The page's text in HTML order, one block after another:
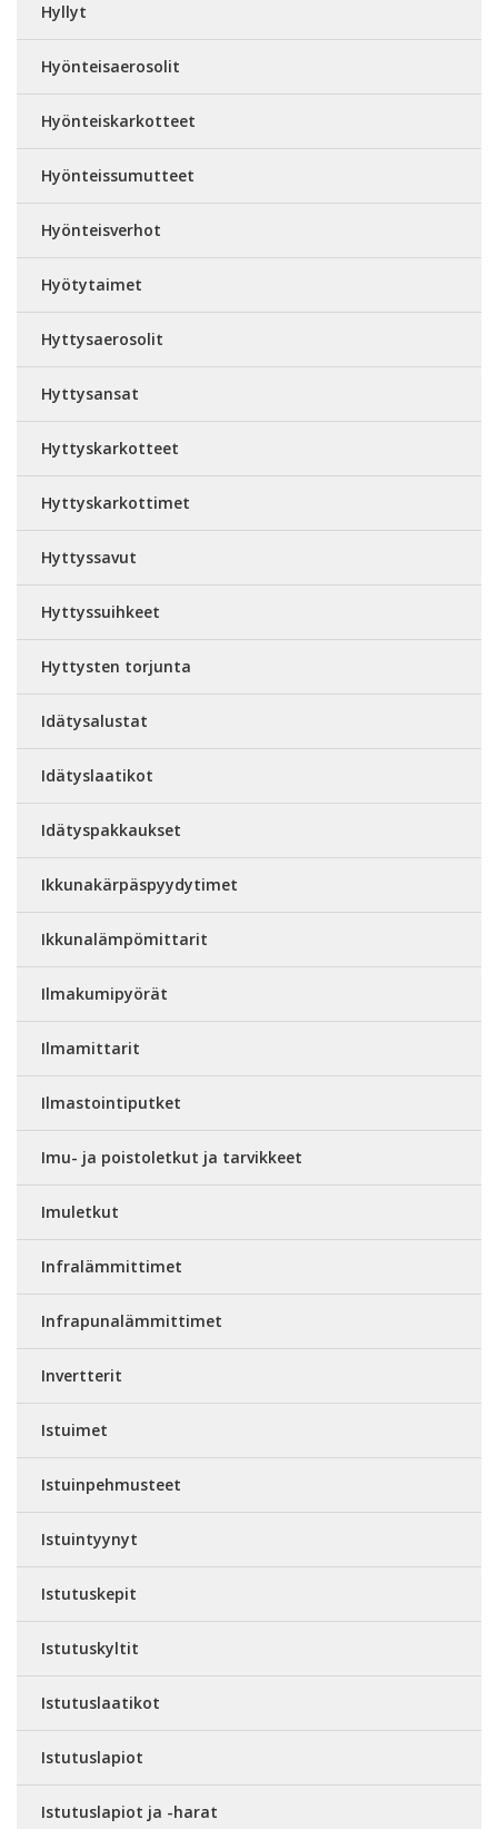
Hyllyt
Hyönteisaerosolit
Hyönteiskarkotteet
Hyönteissumutteet
Hyönteisverhot
Hyötytaimet
Hyttysaerosolit
Hyttysansat
Hyttyskarkotteet
Hyttyskarkottimet
Hyttyssavut
Hyttyssuihkeet
Hyttysten torjunta
Idätysalustat
Idätyslaatikot
Idätyspakkaukset
Ikkunakärpäspyydytimet
Ikkunalämpömittarit
Ilmakumipyörät
Ilmamittarit
Ilmastointiputket
Imu- ja poistoletkut ja tarvikkeet
Imuletkut
Infralämmittimet
Infrapunalämmittimet
Invertterit
Istuimet
Istuinpehmusteet
Istuintyynyt
Istutuskepit
Istutuskyltit
Istutuslaatikot
Istutuslapiot
Istutuslapiot ja -harat